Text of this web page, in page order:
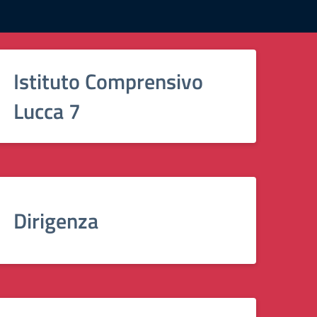
Istituto Comprensivo
Lucca 7
Dirigenza